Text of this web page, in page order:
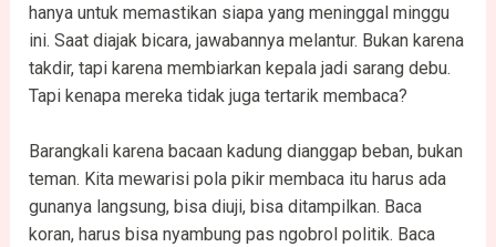
hanya untuk memastikan siapa yang meninggal minggu
ini. Saat diajak bicara, jawabannya melantur. Bukan karena
takdir, tapi karena membiarkan kepala jadi sarang debu.
Tapi kenapa mereka tidak juga tertarik membaca?
Barangkali karena bacaan kadung dianggap beban, bukan
teman. Kita mewarisi pola pikir membaca itu harus ada
gunanya langsung, bisa diuji, bisa ditampilkan. Baca
koran, harus bisa nyambung pas ngobrol politik. Baca